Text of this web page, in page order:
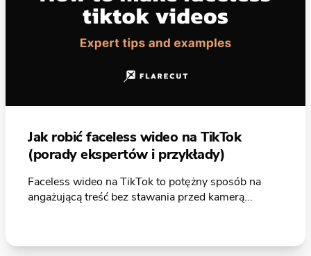
Jak robić faceless wideo na TikTok
(porady ekspertów i przykłady)
Faceless wideo na TikTok to potężny sposób na
angażującą treść bez stawania przed kamerą...